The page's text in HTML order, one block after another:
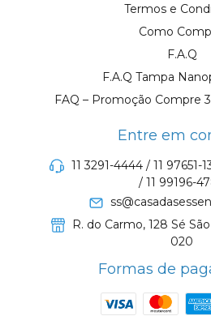
Termos e
Como
F.A.Q
F.A.Q Tampa
FAQ – Promoção Compre
Entre em
11 3291-4444 / 11 97651-
/ 11 99196-
R. do Carmo, 128 Sé
020
Formas de